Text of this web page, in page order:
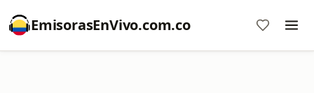
EmisorasEnVivo.com.co